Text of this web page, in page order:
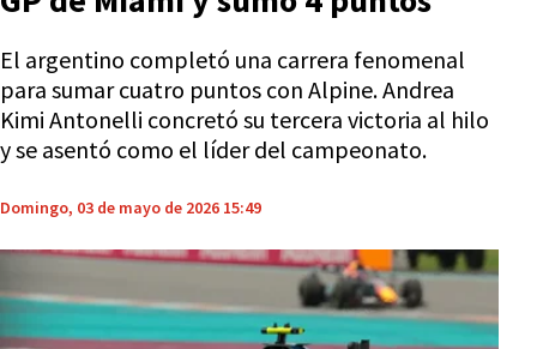
El argentino completó una carrera fenomenal
para sumar cuatro puntos con Alpine. Andrea
Kimi Antonelli concretó su tercera victoria al hilo
y se asentó como el líder del campeonato.
Domingo, 03 de mayo de 2026 15:49